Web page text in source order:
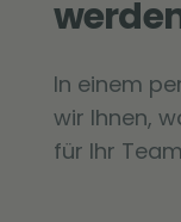
In einem
wir Ihnen,
für Ihr